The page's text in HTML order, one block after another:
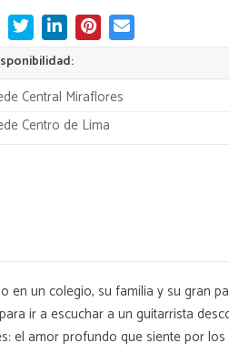
Central Miraflores
Centro de Lima
en un colegio, su familia y su gran
ir a escuchar a un guitarrista
el amor profundo que siente por